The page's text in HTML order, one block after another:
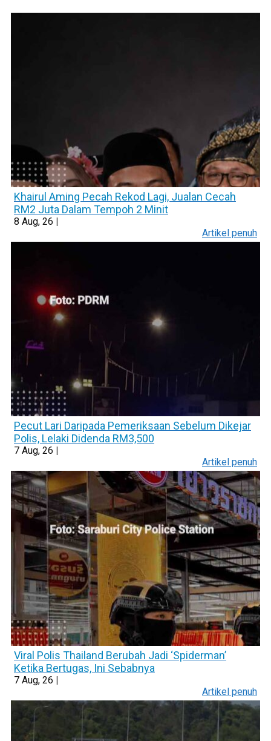
Khairul Aming Pecah Rekod Lagi, Jualan Cecah
RM2 Juta Dalam Tempoh 2 Minit
8 Aug, 26 |
Artikel penuh
Pecut Lari Daripada Pemeriksaan Sebelum Dikejar
Polis, Lelaki Didenda RM3,500
7 Aug, 26
Artikel penuh
Viral Polis Thailand Berubah Jadi ‘Spiderman’
Ketika Bertugas, Ini Sebabnya
7 Aug, 26 |
Artikel penuh